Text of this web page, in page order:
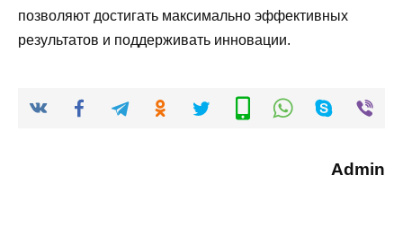
позволяют достигать максимально эффективных
результатов и поддерживать инновации.
Admin